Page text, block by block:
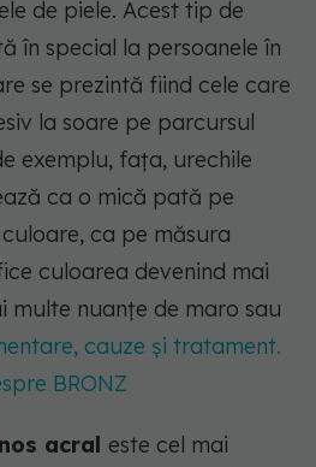
de piele. Acest tip de
în special la persoanele în
se prezintă fiind cele care
la soare pe parcursul
exemplu, fața, urechile
ca o mică pată pe
ca pe măsura
culoarea devenind mai
multe nuanțe de maro sau
cauze și tratament.
BRONZ
acral este cel mai